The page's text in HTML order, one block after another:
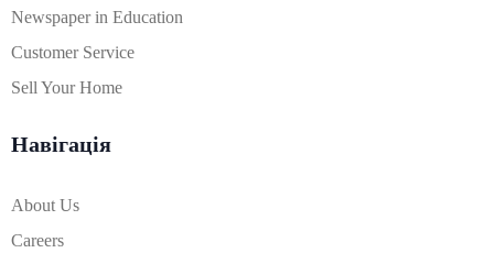
Newspaper in Education
Customer Service
Sell Your Home
Навігація
About Us
Careers